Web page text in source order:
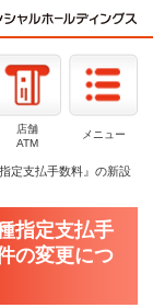
店舗
ATM
メニュー
定支払手数料』の新設
指定支払手
の変更につ